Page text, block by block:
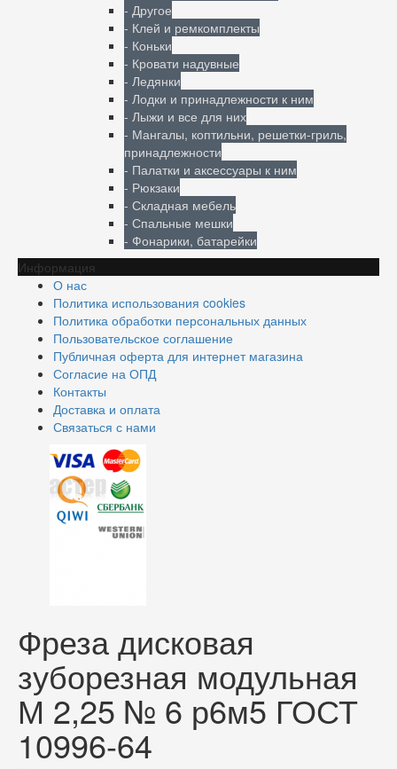
- Другое
- Клей и ремкомплекты
- Коньки
- Кровати надувные
- Ледянки
- Лодки и принадлежности к ним
- Лыжи и все для них
- Мангалы, коптильни, решетки-гриль,
принадлежности
- Палатки и аксессуары к ним
- Рюкзаки
- Складная мебель
- Спальные мешки
- Фонарики, батарейки
Информация
О нас
Политика использования cookies
Политика обработки персональных данных
Пользовательское соглашение
Публичная оферта для интернет магазина
Согласие на ОПД
Контакты
Доставка и оплата
Связаться с нами
Фреза дисковая
зуборезная модульная
М 2,25 № 6 р6м5 ГОСТ
10996-64